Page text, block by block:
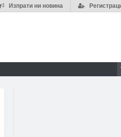
Изпрати ни новина